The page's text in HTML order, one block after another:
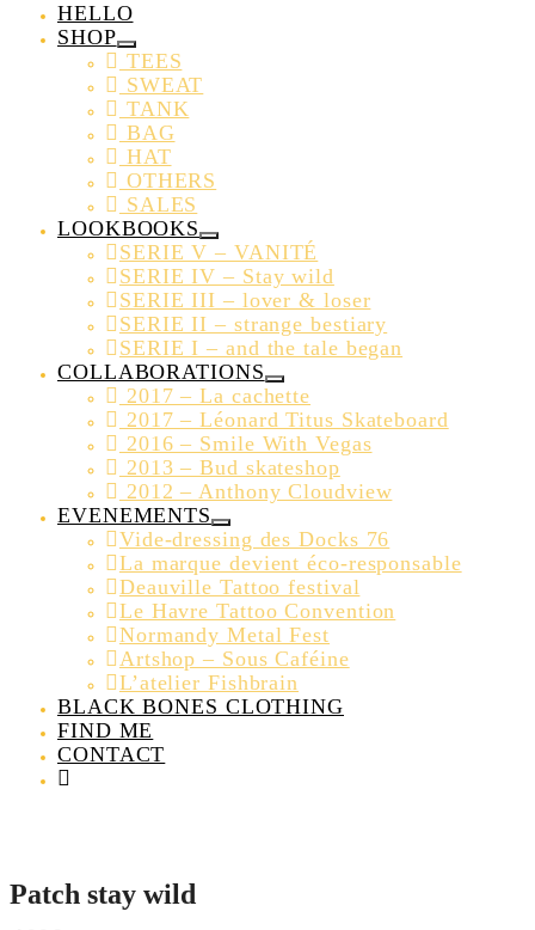
HELLO
SHOP
TEES
SWEAT
TANK
BAG
HAT
OTHERS
SALES
LOOKBOOKS
SERIE V – VANITÉ
SERIE IV – Stay wild
SERIE III – lover & loser
SERIE II – strange bestiary
SERIE I – and the tale began
COLLABORATIONS
2017 – La cachette
2017 – Léonard Titus Skateboard
2016 – Smile With Vegas
2013 – Bud skateshop
2012 – Anthony Cloudview
EVENEMENTS
Vide-dressing des Docks 76
La marque devient éco-responsable
Deauville Tattoo festival
Le Havre Tattoo Convention
Normandy Metal Fest
Artshop – Sous Caféine
L’atelier Fishbrain
BLACK BONES CLOTHING
FIND ME
CONTACT
Patch stay wild